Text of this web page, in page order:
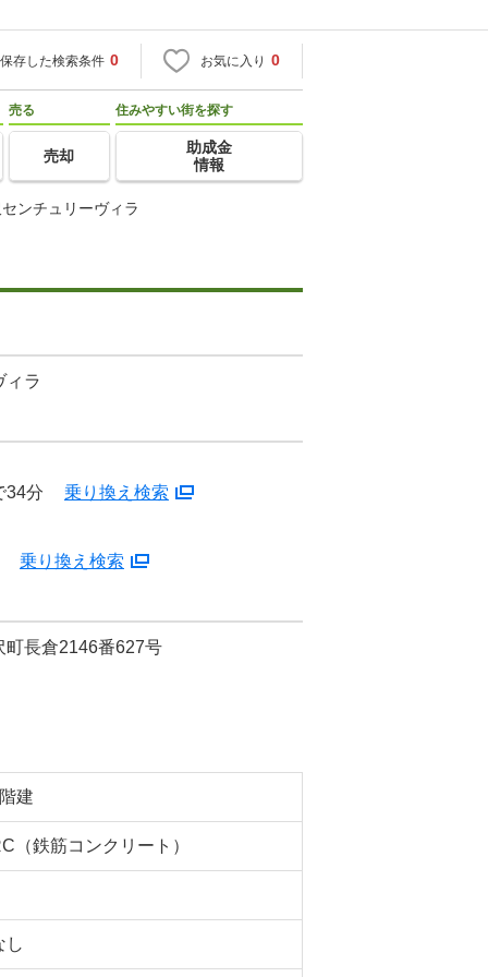
保存した検索条件 0 お気に入り 0
売る
売却
住みやすい街を探す
助成金
情報
ンチュリーヴィラ
ィラ
34分 乗り換え検索
乗り換え検索
町長倉2146番627号
建
（鉄筋コンクリート）
し